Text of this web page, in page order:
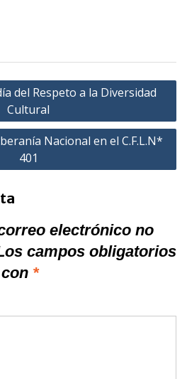
del Respeto a la Diversidad
Cultural
Nacional en el C.F.L.N*
401
electrónico no
campos obligatorios
*